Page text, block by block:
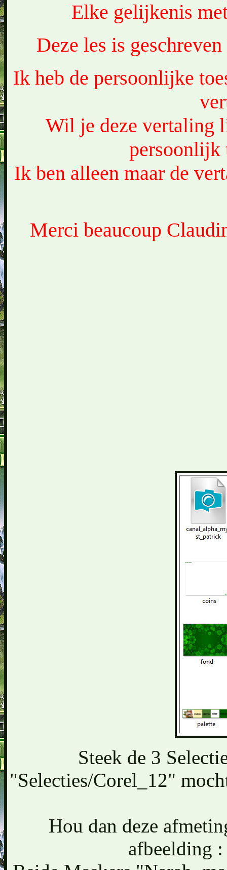
Elke gelijkenis
Deze les is
Ik heb de persoonlijke
Wil je deze vertaling
persoonlijk
Ik ben alleen maar de
Merci beaucoup
Steek de 3
"Selecties/Corel_12"
Hou dan deze
afbeelding